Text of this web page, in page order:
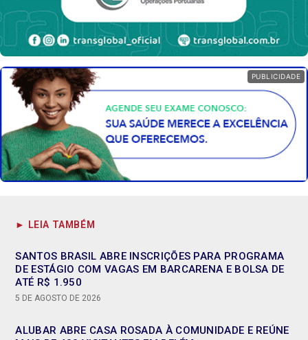
PUBLICIDADE
► LEIA TAMBÉM
SANTOS BRASIL ABRE INSCRIÇÕES PARA PROGRAMA
DE ESTÁGIO COM VAGAS EM BARCARENA E BOLSA DE
ATÉ R$ 1.950
5 DE AGOSTO DE 2026
ALUBAR ABRE CASA ROSADA À COMUNIDADE E REÚNE